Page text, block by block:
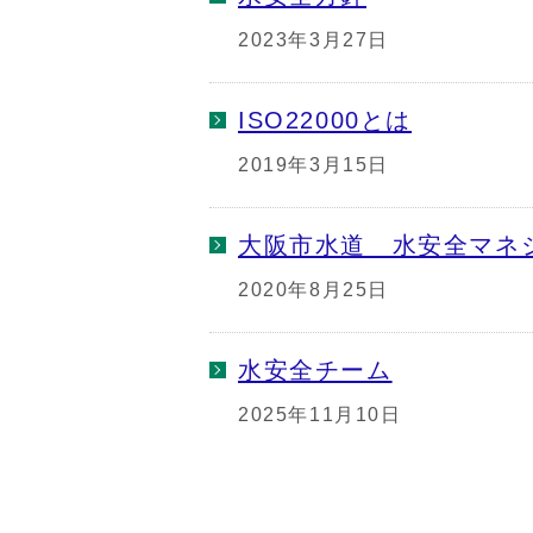
2023年3月27日
ISO22000とは
2019年3月15日
大阪市水道 水安全マネ
2020年8月25日
水安全チーム
2025年11月10日